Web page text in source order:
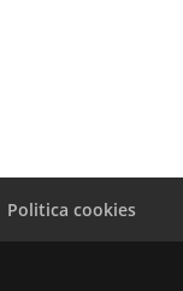
Politica cookies